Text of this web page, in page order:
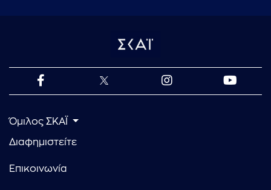
Όμιλος ΣΚΑΪ
Διαφημιστείτε
Επικοινωνία